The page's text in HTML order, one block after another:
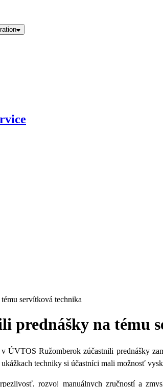
servítková technika
prednášky na tému
Ružomberok zúčastnili prednášky
techniky si účastníci mali možnosť
rozvoj manuálnych zručností a